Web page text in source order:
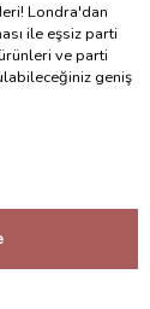
Londra'dan
ile eşsiz parti
ve parti
geniş